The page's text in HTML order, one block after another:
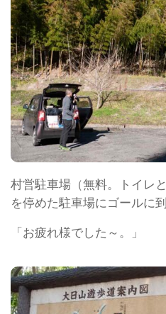
村営駐車場（無料。トイレ
を停めた駐車場にゴールに
「お疲れ様でした～。」